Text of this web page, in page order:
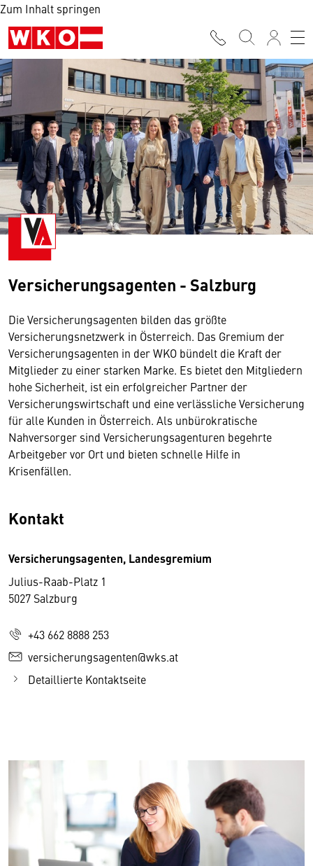
Zum Inhalt springen
Versicherungsagenten - Salzburg
Die Versicherungsagenten bilden das größte
Versicherungsnetzwerk in Österreich. Das Gremium der
Versicherungsagenten in der WKO bündelt die Kraft der
Mitglieder zu einer starken Marke. Es bietet den Mitgliedern
hohe Sicherheit, ist ein erfolgreicher Partner der
Versicherungswirtschaft und eine verlässliche Versicherung
für alle Kunden in Österreich. Als unbürokratische
Nahversorger sind Versicherungsagenturen begehrte
Arbeitgeber vor Ort und bieten schnelle Hilfe in
Krisenfällen.
Kontakt
Versicherungsagenten, Landesgremium
Julius-Raab-Platz 1
5027 Salzburg
+43 662 8888 253
versicherungsagenten@wks.at
Detaillierte Kontaktseite